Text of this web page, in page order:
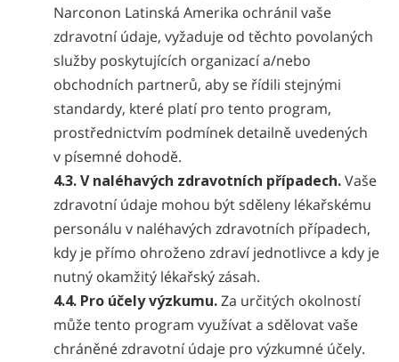
Narconon Latinská Amerika ochránil vaše
zdravotní údaje, vyžaduje od těchto povolaných
služby poskytujících organizací a/nebo
obchodních partnerů, aby se řídili stejnými
standardy, které platí pro tento program,
prostřednictvím podmínek detailně uvedených
v písemné dohodě.
4.3. V naléhavých zdravotních případech.Vaše
zdravotní údaje mohou být sděleny lékařskému
personálu v naléhavých zdravotních případech,
kdy je přímo ohroženo zdraví jednotlivce a kdy je
nutný okamžitý lékařský zásah.
4.4. Pro účely výzkumu.Za určitých okolností
může tento program využívat a sdělovat vaše
chráněné zdravotní údaje pro výzkumné účely.